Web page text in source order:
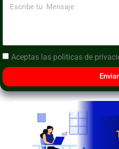
Aceptas las políticas de
Enviar